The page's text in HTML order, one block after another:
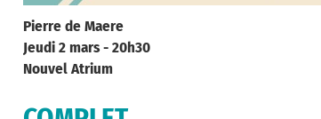
Pierre de Maere
Jeudi 2 mars - 20h30
Nouvel Atrium